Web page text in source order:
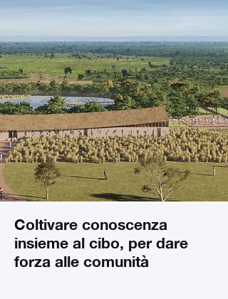
Coltivare conoscenza
insieme al cibo, per dare
forza alle comunità